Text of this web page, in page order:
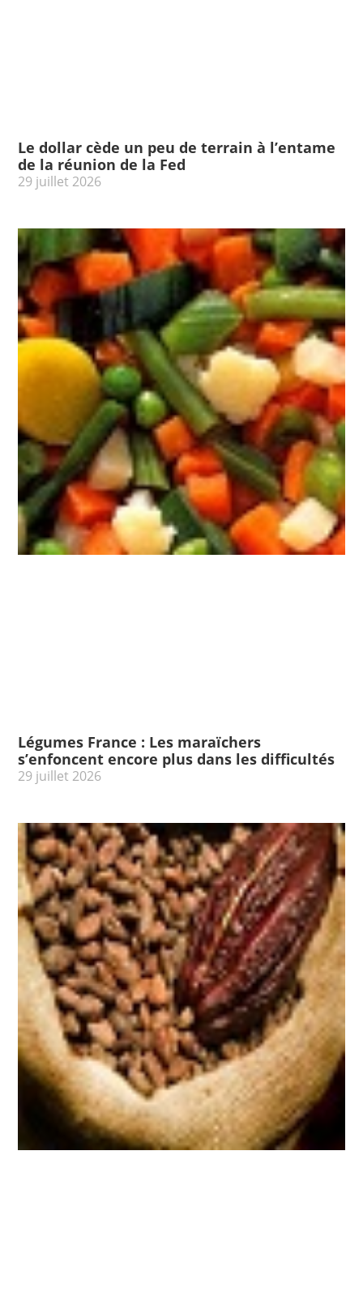
Le dollar cède un peu de terrain à l’entame
de la réunion de la Fed
29 juillet 2026
Légumes France : Les maraïchers
s’enfoncent encore plus dans les difficultés
29 juillet 2026